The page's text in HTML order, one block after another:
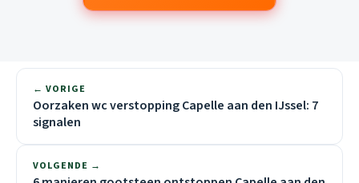
← VORIGE
Oorzaken wc verstopping Capelle aan den IJssel: 7
signalen
VOLGENDE →